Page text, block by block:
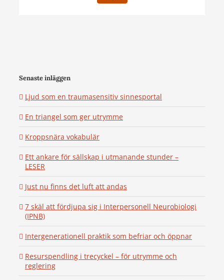
Senaste inläggen
Ljud som en traumasensitiv sinnesportal
En triangel som ger utrymme
Kroppsnära vokabulär
Ett ankare för sällskap i utmanande stunder –
LESER
Just nu finns det luft att andas
7 skäl att fördjupa sig i Interpersonell Neurobiologi
(IPNB)
Intergenerationell praktik som befriar och öppnar
Resurspendling i trecyckel – för utrymme och
reglering